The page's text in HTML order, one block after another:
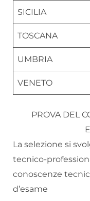
SICILIA
TOSCANA
UMBRIA
VENETO
PROVA DEL
La selezione si
tecnico-
conoscenze
d’esame